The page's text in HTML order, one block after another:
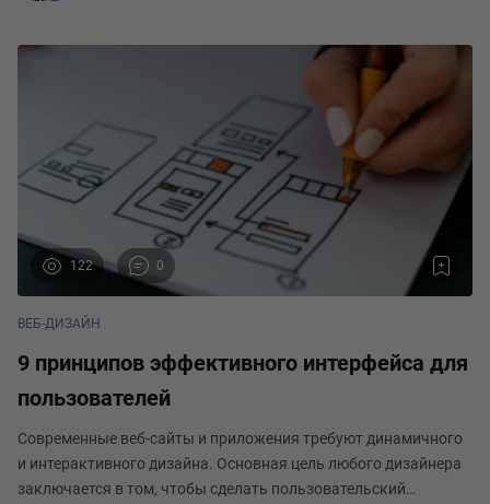
122 0
ВЕБ-ДИЗАЙН
9 принципов эффективного интерфейса для
пользователей
Современные веб-сайты и приложения требуют динамичного
и интерактивного дизайна. Основная цель любого дизайнера
заключается в том, чтобы сделать пользовательский